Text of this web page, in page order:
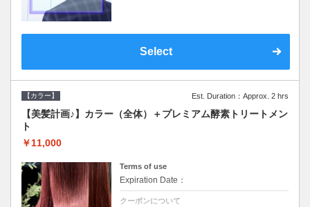
気軽なスパです☆
Select
【カラー】 Est. Duration：Approx. 2 hrs
【美髪計画♪】カラー（全体）＋プレミアム酵素トリートメン
ト
￥11,000
Terms of use
Expiration Date：
クーポンについて